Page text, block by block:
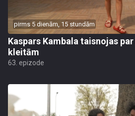
pirms 5 dienām, 15 stundām
Kaspars Kambala taisnojas
kleitām
63. epizode